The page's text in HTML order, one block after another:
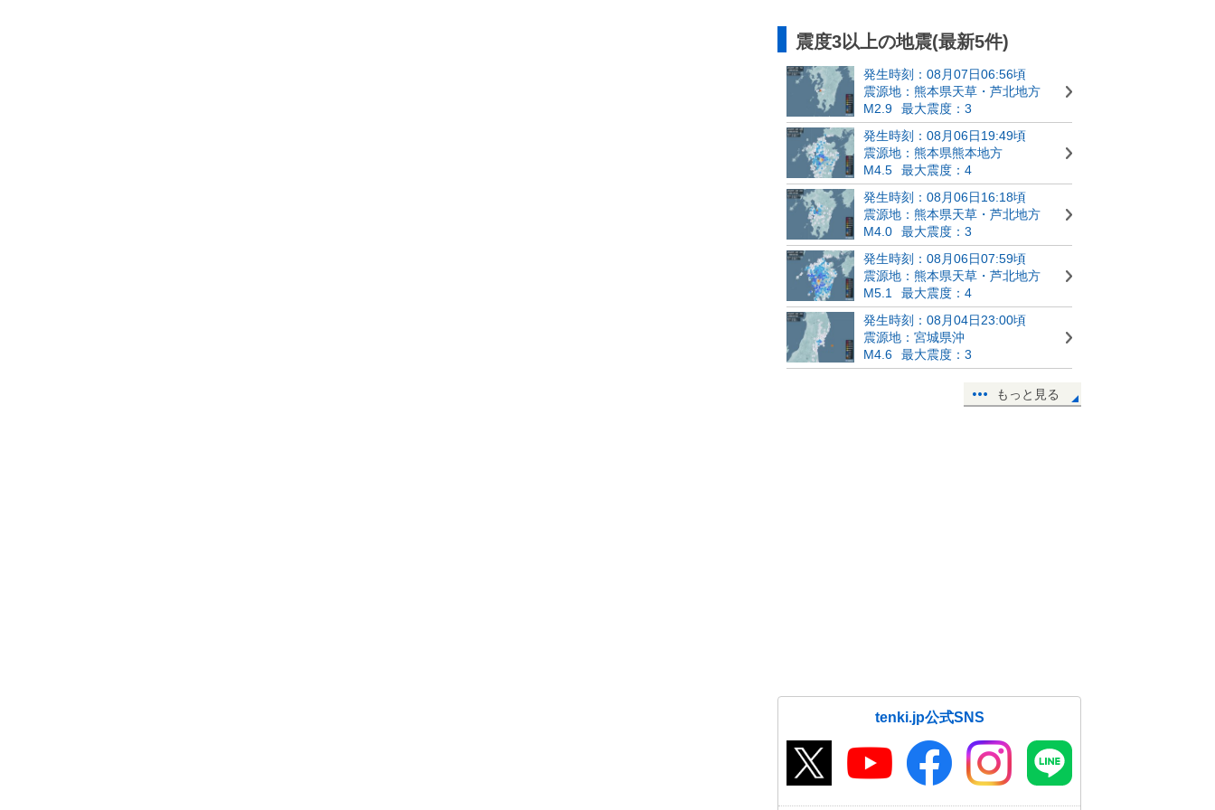
震度3以上の地震(最新5件)
発生時刻：08月07日06:56頃
震源地：熊本県天草・芦北地方
M2.9
最大震度：3
発生時刻：08月06日19:49頃
震源地：熊本県熊本地方
M4.5
最大震度：4
発生時刻：08月06日16:18頃
震源地：熊本県天草・芦北地方
M4.0
最大震度：3
発生時刻：08月06日07:59頃
震源地：熊本県天草・芦北地方
M5.1
最大震度：4
発生時刻：08月04日23:00頃
震源地：宮城県沖
M4.6
最大震度：3
もっと見る
tenki.jp公式SNS